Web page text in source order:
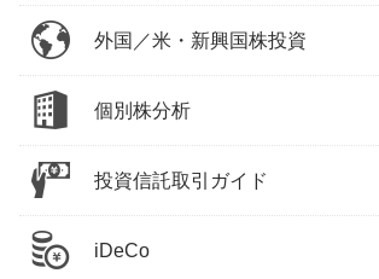
外国／米・新興国株投資
個別株分析
投資信託取引ガイド
iDeCo